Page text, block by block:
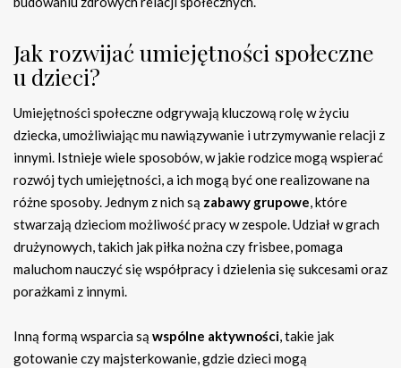
Jak rozwijać umiejętności społeczne
u dzieci?
Umiejętności społeczne odgrywają kluczową rolę w życiu
dziecka, umożliwiając mu nawiązywanie i utrzymywanie relacji z
innymi. Istnieje wiele sposobów, w jakie rodzice mogą wspierać
rozwój tych umiejętności, a ich mogą być one realizowane na
różne sposoby. Jednym z nich są zabawy grupowe, które
stwarzają dzieciom możliwość pracy w zespole. Udział w grach
drużynowych, takich jak piłka nożna czy frisbee, pomaga
maluchom nauczyć się współpracy i dzielenia się sukcesami oraz
porażkami z innymi.
Inną formą wsparcia są wspólne aktywności, takie jak
gotowanie czy majsterkowanie, gdzie dzieci mogą